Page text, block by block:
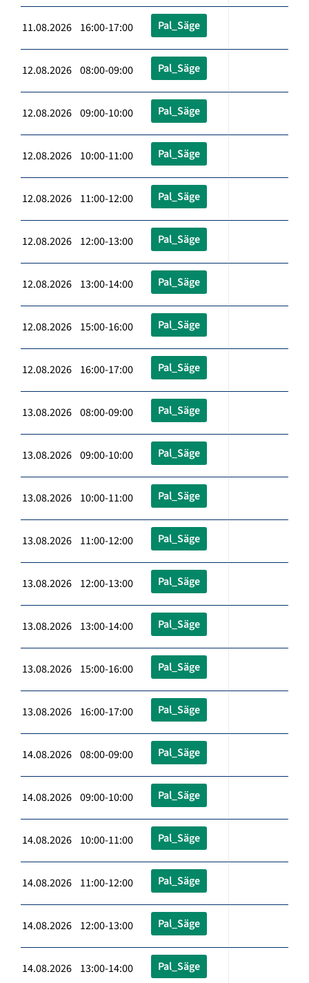
11.08.2026 16:00-17:00 Pal_Säge
12.08.2026 08:00-09:00 Pal_Säge
12.08.2026 09:00-10:00 Pal_Säge
12.08.2026 10:00-11:00 Pal_Säge
12.08.2026 11:00-12:00 Pal_Säge
12.08.2026 12:00-13:00 Pal_Säge
12.08.2026 13:00-14:00 Pal_Säge
12.08.2026 15:00-16:00 Pal_Säge
12.08.2026 16:00-17:00 Pal_Säge
13.08.2026 08:00-09:00 Pal_Säge
13.08.2026 09:00-10:00 Pal_Säge
13.08.2026 10:00-11:00 Pal_Säge
13.08.2026 11:00-12:00 Pal_Säge
13.08.2026 12:00-13:00 Pal_Säge
13.08.2026 13:00-14:00 Pal_Säge
13.08.2026 15:00-16:00 Pal_Säge
13.08.2026 16:00-17:00 Pal_Säge
14.08.2026 08:00-09:00 Pal_Säge
14.08.2026 09:00-10:00 Pal_Säge
14.08.2026 10:00-11:00 Pal_Säge
14.08.2026 11:00-12:00 Pal_Säge
14.08.2026 12:00-13:00 Pal_Säge
14.08.2026 13:00-14:00 Pal_Säge